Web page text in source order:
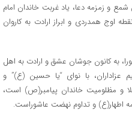
و زمزمه دعا، یاد غربت خاندان امام
اوج همدردی و ابراز ارادت به کاروان
به کانون جوشان عشق و ارادت به اهل
با نوای “یا حسین (ع)” و
و مظلومیت خاندان پیامبر(ص) است،
اطهار(ع) و تداوم نهضت عاشوراست.